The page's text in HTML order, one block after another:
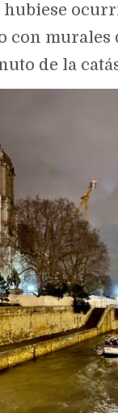
hubiese
con murales
de la